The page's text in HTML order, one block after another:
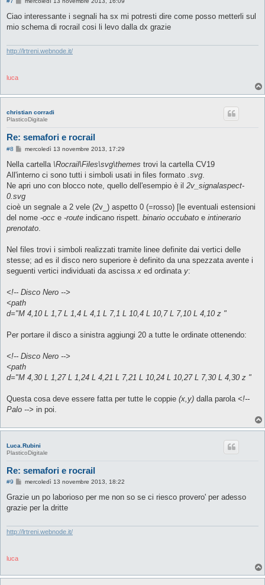
s
a
i
Ciao interessante i segnali ha sx mi potresti dire come posso metterli sul
mio schema di rocrail cosi li levo dalla dx grazie
http://lrtreni.webnode.it/
luca
christian corradi
PlasticoDigitale
Re: semafori e rocrail
#8
M
s
a
g
g
i
o
mercoledì 13 novembre 2013, 17:29
Nella cartella \Rocrail\Files\svg\themes trovi la cartella CV19
All'interno ci sono tutti i simboli usati in files formato .svg
Ne apri uno con blocco note, quello dell'esempio è il 2v_signalaspect-
0.svg
cioè un segnale a 2 vele (2v_) aspetto 0 (=rosso) [le eventuali estensioni
del nome -occ e -route indicano rispett. binario occubato e intinerario
prenotato
Nel files trovi i simboli realizzati tramite linee definite dai vertici delle
stesse; ad es il disco nero superiore è definito da una spezzata avente i
seguenti vertici individuati da ascissa x ed ordinata y:
<!-- Disco Nero -->
<path
d="M 4,10 L 1,7 L 1,4 L 4,1 L 7,1 L 10,4 L 10,7 L 7,10 L 4,10 z "
Per portare il disco a sinistra aggiungi 20 a tutte le ordinate ottenendo:
<!-- Disco Nero -->
<path
d="M 4,30 L 1,27 L 1,24 L 4,21 L 7,21 L 10,24 L 10,27 L 7,30 L 4,30 z "
Questa cosa deve essere fatta per tutte le coppie (x,y) dalla parola <!--
Palo --> in poi.
Luca.Rubini
PlasticoDigitale
Re: semafori e rocrail
#9
M
s
a
i
mercoledì 13 novembre 2013, 18:22
Grazie un po laborioso per me non so se ci riesco provero' per adesso
grazie per la dritte
http://lrtreni.webnode.it/
luca